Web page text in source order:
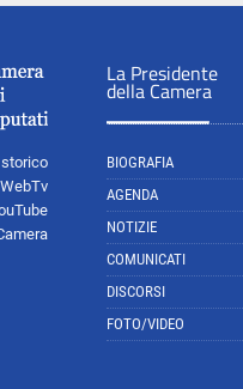
WebTv
La Presidente
della Camera
BIOGRAFIA
AGENDA
NOTIZIE
COMUNICATI
DISCORSI
FOTO/VIDEO